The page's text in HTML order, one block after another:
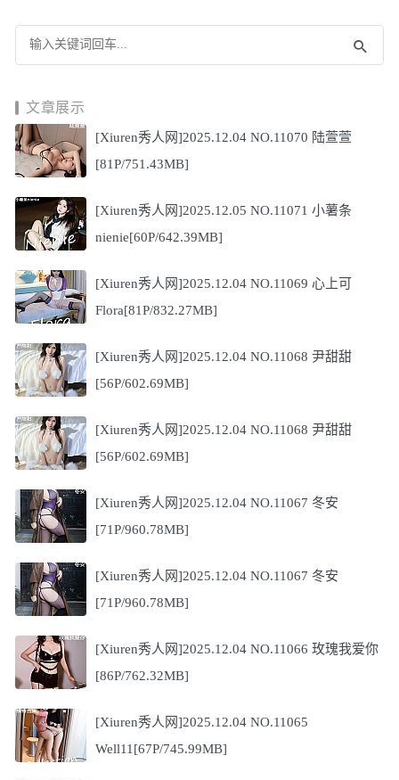
文章展示
[Xiuren秀人网]2025.12.04 NO.11070 陆萱萱
[81P/751.43MB]
[Xiuren秀人网]2025.12.05 NO.11071 小薯条
nienie[60P/642.39MB]
[Xiuren秀人网]2025.12.04 NO.11069 心上可
Flora[81P/832.27MB]
[Xiuren秀人网]2025.12.04 NO.11068 尹甜甜
[56P/602.69MB]
[Xiuren秀人网]2025.12.04 NO.11068 尹甜甜
[56P/602.69MB]
[Xiuren秀人网]2025.12.04 NO.11067 冬安
[71P/960.78MB]
[Xiuren秀人网]2025.12.04 NO.11067 冬安
[71P/960.78MB]
[Xiuren秀人网]2025.12.04 NO.11066 玫瑰我爱你
[86P/762.32MB]
[Xiuren秀人网]2025.12.04 NO.11065
Well11[67P/745.99MB]